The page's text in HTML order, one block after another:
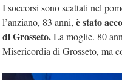
I soccorsi sono scattati nel
l’anziano, 83 anni, è stato
di Grosseto.La moglie. 80
Misericordia di Grosseto, ma